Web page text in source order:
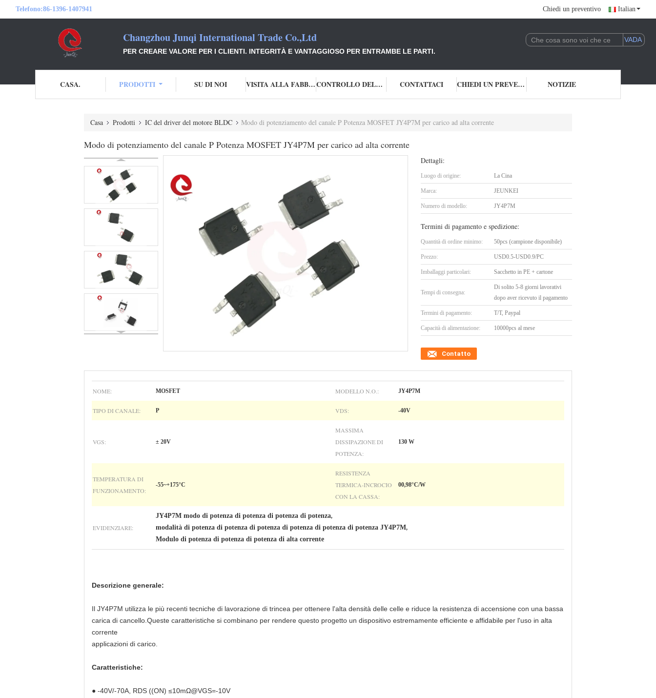
Telefono:86-1396-1407941 Chiedi un preventivo Italian
Changzhou Junqi International Trade Co.,Ltd
PER CREARE VALORE PER I CLIENTI. INTEGRITÀ E VANTAGGIOSO PER ENTRAMBE LE PARTI.
CASA. PRODOTTI SU DI NOI VISITA ALLA FABBRICA CONTROLLO DELLA QUALITÀ CONTATTACI CHIEDI UN PREVENTIVO NOTIZIE
Casa Prodotti IC del driver del motore BLDC Modo di potenziamento del canale P Potenza MOSFET JY4P7M per carico ad alta corrente
Modo di potenziamento del canale P Potenza MOSFET JY4P7M per carico ad alta corrente
Dettagli:
Luogo di origine: La Cina
Marca: JEUNKEI
Numero di modello: JY4P7M
Termini di pagamento e spedizione:
Quantità di ordine minimo: 50pcs (campione disponibile)
Prezzo: USD0.5-USD0.9/PC
Imballaggi particolari: Sacchetto in PE + cartone
Tempi di consegna:
Di solito 5-8 giorni lavorativi
dopo aver ricevuto il pagamento
Termini di pagamento: T/T, Paypal
Capacità di alimentazione: 10000pcs al mese
Contatto
NOME: MOSFET MODELLO N.O.: JY4P7M
TIPO DI CANALE: P VDS: -40V
VGS: ± 20V
MASSIMA
DISSIPAZIONE DI
POTENZA:
130 W
TEMPERATURA DI
FUNZIONAMENTO:
-55~+175°C
RESISTENZA
TERMICA-INCROCIO
CON LA CASSA:
00,98°C/W
EVIDENZIARE:
JY4P7M modo di potenza di potenza di potenza di potenza,
modalità di potenza di potenza di potenza di potenza di potenza di potenza JY4P7M,
Modulo di potenza di potenza di potenza di alta corrente
Descrizione generale:
Il JY4P7M utilizza le più recenti tecniche di lavorazione di trincea per ottenere l'alta densità delle celle e riduce la resistenza di accensione con una bassa
carica di cancello.Queste caratteristiche si combinano per rendere questo progetto un dispositivo estremamente efficiente e affidabile per l'uso in alta
corrente
applicazioni di carico.
Caratteristiche:
● ‐40V/‐70A, RDS ((ON) ≤10mΩ@VGS=‐10V